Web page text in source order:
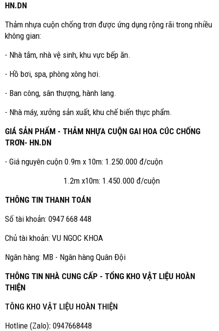
HN.DN
Thảm nhựa cuộn chống trơn được ứng dụng rộng rãi trong nhiều
không gian:
- Nhà tắm, nhà vệ sinh, khu vực bếp ăn.
- Hồ bơi, spa, phòng xông hơi.
- Ban công, sân thượng, hành lang.
- Nhà máy, xưởng sản xuất, khu chế biến thực phẩm.
GIÁ SẢN PHẨM - THẢM NHỰA CUỘN GAI HOA CÚC CHỐNG
TRƠN- HN.DN
- Giá nguyên cuộn 0.9m x 10m: 1.250.000 đ/cuộn
1.2m x10m: 1.450.000 đ/cuộn
THÔNG TIN THANH TOÁN
Số tài khoản: 0947 668 448
Chủ tài khoản: VU NGOC KHOA
Ngân hàng: MB - Ngân hàng Quân Đội
THÔNG TIN NHÀ CUNG CẤP - TỔNG KHO VẬT LIỆU HOÀN
THIỆN
TÔNG KHO VẬT LIỆU HOÀN THIỆN
Hotline (Zalo): 0947668448